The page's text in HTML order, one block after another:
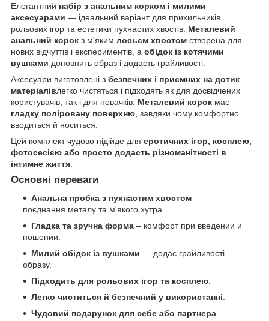
Елегантний набір з анальним корком і милими
аксесуарами — ідеальний варіант для прихильників
рольових ігор та естетики пухнастих хвостів. Металевий
анальний корок з м'яким лосьєм хвостом створена для
нових відчуттів і експериментів, а обідок із котячими
вушками доповнить образ і додасть грайливості.
Аксесуари виготовлені з безпечних і приємних на дотик
матеріалівлегко чистяться і підходять як для досвідчених
користувачів, так і для новачків. Металевий корок має
гладку поліровану поверхню , завдяки чому комфортно
вводиться й носиться.
Цей комплект чудово підійде для еротичних ігор, косплею,
фотосесією або просто додасть різноманітності в
інтимне життя
Основні переваги
Анальна пробка з пухнастим хвостом —
поєднання металу та м'якого хутра.
Гладка та зручна форма – комфорт при введении и
ношении.
Милий обідок із вушками — додає грайливості
образу.
Підходить для рольових ігор та косплею
Легко чиститься й безпечний у використанні
Чудовий подарунок для себе або партнера